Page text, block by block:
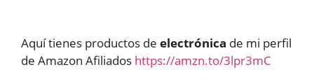
Aquí tienes productos de electrónica de mi perfil
de Amazon Afiliados https://amzn.to/3lpr3mC